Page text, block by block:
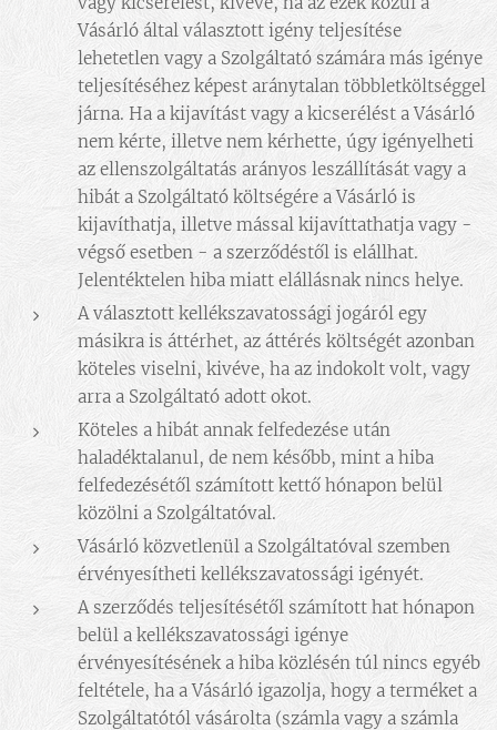
Vásárló által választott igény teljesítése
lehetetlen vagy a Szolgáltató számára más igénye
teljesítéséhez képest aránytalan többletköltséggel
járna. Ha a kijavítást vagy a kicserélést a Vásárló
nem kérte, illetve nem kérhette, úgy igényelheti
az ellenszolgáltatás arányos leszállítását vagy a
hibát a Szolgáltató költségére a Vásárló is
kijavíthatja, illetve mással kijavíttathatja vagy -
végső esetben - a szerződéstől is elállhat.
Jelentéktelen hiba miatt elállásnak nincs helye.
A választott kellékszavatossági jogáról egy
másikra is áttérhet, az áttérés költségét azonban
köteles viselni, kivéve, ha az indokolt volt, vagy
arra a Szolgáltató adott okot.
Köteles a hibát annak felfedezése után
haladéktalanul, de nem később, mint a hiba
felfedezésétől számított kettő hónapon belül
közölni a Szolgáltatóval.
Vásárló közvetlenül a Szolgáltatóval szemben
érvényesítheti kellékszavatossági igényét.
A szerződés teljesítésétől számított hat hónapon
belül a kellékszavatossági igénye
érvényesítésének a hiba közlésén túl nincs egyéb
feltétele, ha a Vásárló igazolja, hogy a terméket a
Szolgáltatótól vásárolta (számla vagy a számla